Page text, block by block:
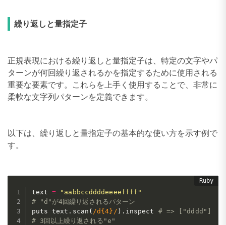
繰り返しと量指定子
正規表現における繰り返しと量指定子は、特定の文字やパ
ターンが何回繰り返されるかを指定するために使用される
重要な要素です。これらを上手く使用することで、非常に
柔軟な文字列パターンを定義できます。
以下は、繰り返しと量指定子の基本的な使い方を示す例で
す。
text =
"aabbccddddeeeeffff"
# "d"が4回繰り返されるパターン
puts text . scan ( /d{4}/ ) . inspect # => ["dddd"]
# 3回以上繰り返される"e"